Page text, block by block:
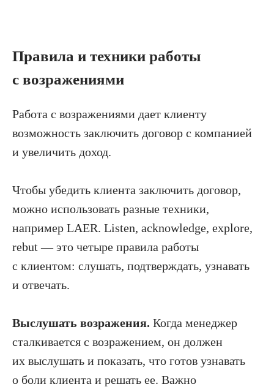
Правила и техники работы
с возражениями
Работа с возражениями дает клиенту
возможность заключить договор с компанией
и увеличить доход.
Чтобы убедить клиента заключить договор,
можно использовать разные техники,
например LAER. Listen, acknowledge, explore,
rebut — это четыре правила работы
с клиентом: слушать, подтверждать, узнавать
и отвечать.
Выслушать возражения. Когда менеджер
сталкивается с возражением, он должен
их выслушать и показать, что готов узнавать
о боли клиента и решать ее. Важно